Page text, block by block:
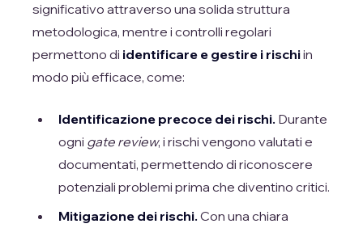
significativo attraverso una solida struttura
metodologica, mentre i controlli regolari
permettono di identificare e gestire i rischiin
modo più efficace, come:
Identificazione precoce dei rischi. Durante
ogni gate review, i rischi vengono valutati e
documentati, permettendo di riconoscere
potenziali problemi prima che diventino critici.
Mitigazione dei rischi. Con una chiara